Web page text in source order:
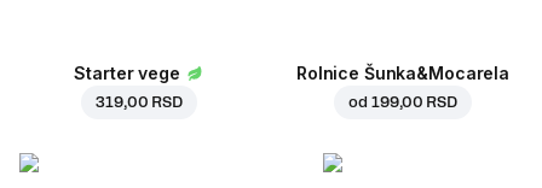
Starter vege
319,00 RSD
Rolnice Šunka&Mocarela
od 199,00 RSD